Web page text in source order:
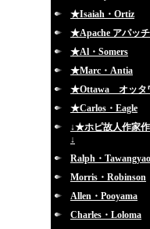
★Isaiah・Ortiz
★Apache アパッ
★Al・Somers
★Marc・Antia
★Ottawa オッ
★Carlos・Eagle
↓★ホピ故人作家
↓
Ralph・
Morris・Robinson
Allen・Pooyama
Charles・Loloma